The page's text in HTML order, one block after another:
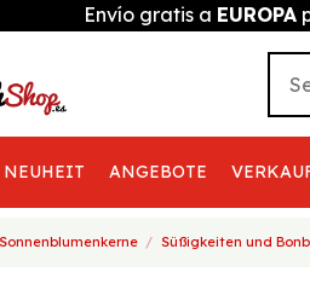
Envío gratis a EUROPA
NEUHEIT ANGEBOTE
Süßigkeiten und